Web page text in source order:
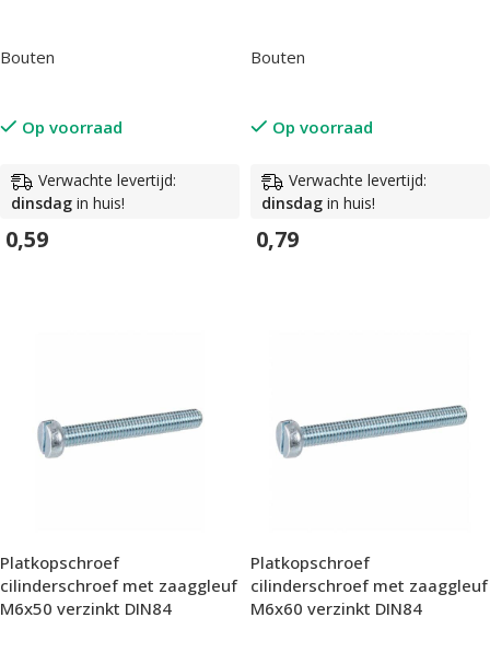
Bouten
Op voorraad
Verwachte levertijd:
dinsdag in huis!
0,59
Bouten
Op voorraad
Verwachte levertijd:
dinsdag in huis!
0,79
Platkopschroef
cilinderschroef met zaaggleuf
M6x50 verzinkt DIN84
Platkopschroef
cilinderschroef met zaaggleuf
M6x60 verzinkt DIN84